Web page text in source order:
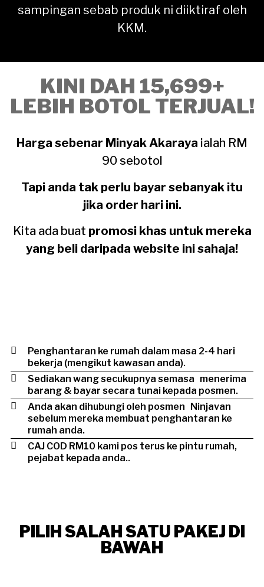
sampingan sebab produk ni diiktiraf oleh
KKM.
KINI DAH 15,699+
LEBIH BOTOL TERJUAL!
Harga sebenar Minyak Akaraya ialah RM
90 sebotol
Tapi anda tak perlu bayar sebanyak itu
jika order hari ini.
Kita ada buat promosi khas untuk mereka
yang beli daripada website ini sahaja!
Penghantaran ke rumah dalam masa 2-4 hari
bekerja (mengikut kawasan anda).
Sediakan wang secukupnya semasa menerima
barang & bayar secara tunai kepada posmen.
Anda akan dihubungi oleh posmen Ninjavan
sebelum mereka membuat penghantaran ke
rumah anda.
CAJ COD RM10 kami pos terus ke pintu rumah,
pejabat kepada anda..
PILIH SALAH SATU PAKEJ DI
BAWAH